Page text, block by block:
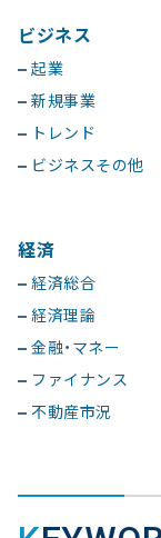
ビジネス
起業
新規事業
トレンド
ビジネスその他
経済
経済総合
経済理論
金融・マネー
ファイナンス
不動産市況